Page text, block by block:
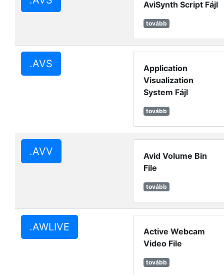
AviSynth Script Fájl
tovább
.AVS
Application
Visualization
System Fájl
tovább
.AVV
Avid Volume Bin
File
tovább
.AWLIVE
Active Webcam
Video File
tovább